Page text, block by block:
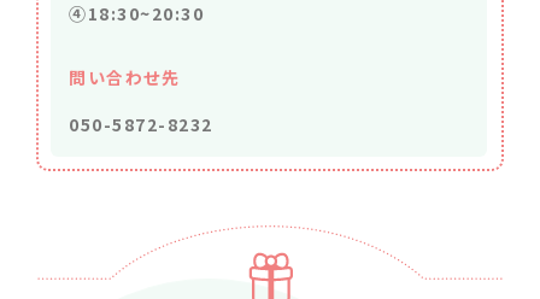
④18:30~20:30
問い合わせ先
050-5872-8232